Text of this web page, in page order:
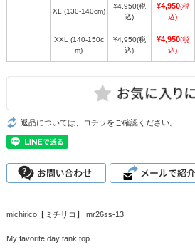
XL (130-140cm)
¥4,950(税
込)
¥4,950(税
込)
XXL (140-150c
m)
¥4,950(税
込)
¥4,950(税
込)
返品については、コチラをご確認ください。
michirico【ミチリコ】 mr26ss-13
My favorite day tank top